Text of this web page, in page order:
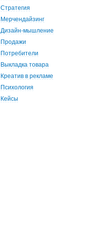
Стратегия
Мерчендайзинг
Дизайн-мышление
Продажи
Потребители
Выкладка товара
Креатив в рекламе
Психология
Кейсы